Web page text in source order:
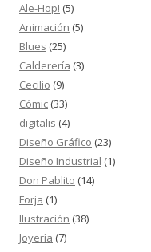
Ale-Hop! (5)
Animación (5)
Blues (25)
Calderería (3)
Cecilio (9)
Cómic (33)
digitalis (4)
Diseño Gráfico (23)
Diseño Industrial (1)
Don Pablito (14)
Forja (1)
Ilustración (38)
Joyería (7)